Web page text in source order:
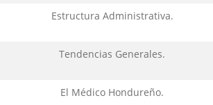
Estructura Administrativa.
Tendencias Generales.
El Médico Hondureño.